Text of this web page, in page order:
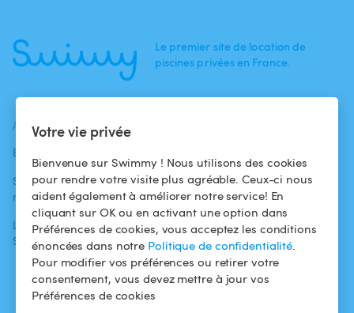
Votre vie privée
Bienvenue sur Swimmy ! Nous utilisons des cookies
pour rendre votre visite plus agréable. Ceux-ci nous
aident également à améliorer notre service! En
cliquant sur OK ou en activant une option dans
Préférences de cookies, vous acceptez les conditions
énoncées dans notre Politique de confidentialité.
Pour modifier vos préférences ou retirer votre
consentement, vous devez mettre à jour vos
Préférences de cookies
Le premier site de location de
piscines privées en France.
ACTUALITÉS
Blog
Swimmy dans les
médias
L'aventure
Swimmy
baigneurs
Pour les
propriétaires
Louer ma piscine
Comment ça
marche ?
Conditions
d'utilisation
Politique de
confidentialité
Mentions légales